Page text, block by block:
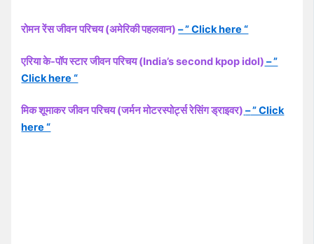
रोमन रेंस जीवन परिचय (अमेरिकी पहलवान)– ” Click here “
एरिया के-पॉप स्टार जीवन परिचय (India’s second kpop idol) – ”
Click here “
मिक शूमाकर जीवन परिचय (जर्मन मोटरस्पोर्ट्स रेसिंग ड्राइवर) –” Click
here “